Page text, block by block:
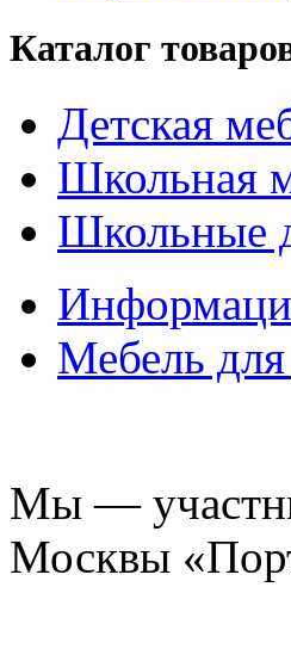
Каталог
Детская
Школьная
Школьные
Мебель
Мы —
Москвы